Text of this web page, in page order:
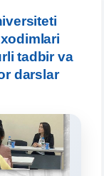
tadbir va
darslar